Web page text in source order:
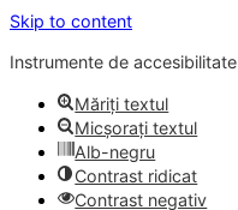
Skip to content
Instrumente de accesibilitate
Măriți textul
Micșorați textul
Alb-negru
Contrast ridicat
Contrast negativ